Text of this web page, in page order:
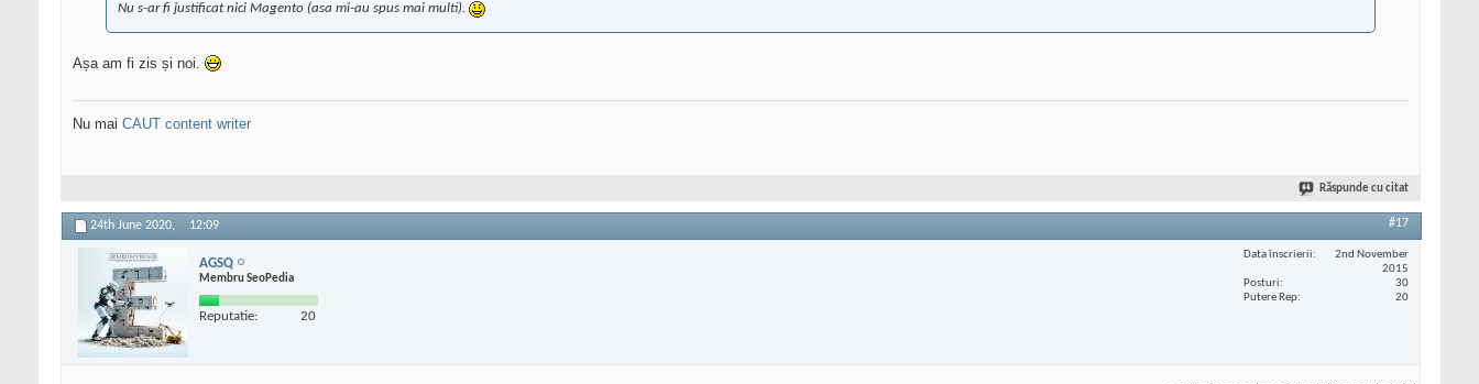
Nu s-ar fi justificat nici Magento (asa mi-au spus mai multi).
Așa am fi zis și noi.
Nu mai CAUT content writer
Răspunde cu citat
24th June 2020, 12:09 #17
AGSQ
Membru SeoPedia
Reputatie: 20
Data înscrierii
2nd November
2015
Posturi
30
Putere Rep
20